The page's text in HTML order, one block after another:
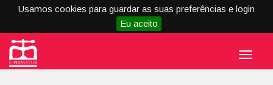
Usamos cookies para guardar as suas preferências e login
Eu aceito
Menu